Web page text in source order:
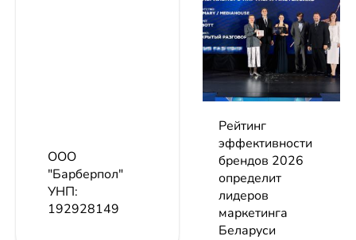
ООО
"Барберпол"
УНП:
192928149
Рейтинг
эффективности
брендов 2026
определит
лидеров
маркетинга
Беларуси